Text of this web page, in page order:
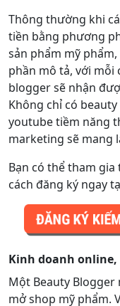
Thông thường khi
tiền bằng phương
sản phẩm mỹ
phần mô tả, với mỗi
blogger sẽ nhận
Không chỉ có
youtube tiềm năng
marketing sẽ mang
Bạn có thể tham
cách đăng ký ngay
Kinh doanh
Một Beauty
mở shop mỹ phẩm.